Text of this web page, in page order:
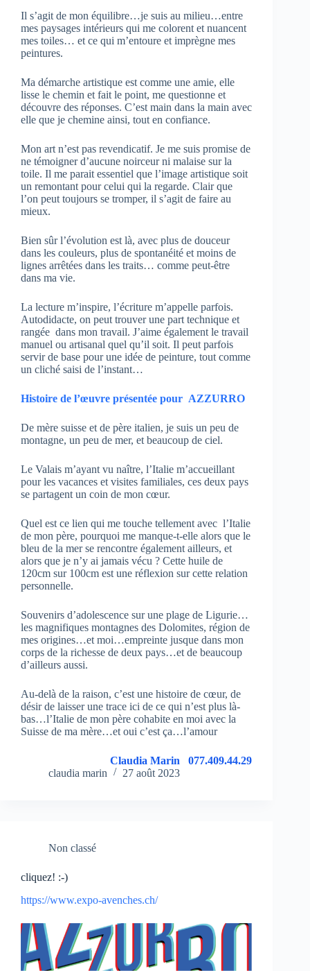
Il s’agit de mon équilibre…je suis au milieu…entre
mes paysages intérieurs qui me colorent et nuancent
mes toiles… et ce qui m’entoure et imprègne mes
peintures.
Ma démarche artistique est comme une amie, elle
lisse le chemin et fait le point, me questionne et
découvre des réponses. C’est main dans la main avec
elle que je chemine ainsi, tout en confiance.
Mon art n’est pas revendicatif. Je me suis promise de
ne témoigner d’aucune noirceur ni malaise sur la
toile. Il me parait essentiel que l’image artistique soit
un remontant pour celui qui la regarde. Clair que
l’on peut toujours se tromper, il s’agit de faire au
mieux.
Bien sûr l’évolution est là, avec plus de douceur
dans les couleurs, plus de spontanéité et moins de
lignes arrêtées dans les traits… comme peut-être
dans ma vie.
La lecture m’inspire, l’écriture m’appelle parfois.
Autodidacte, on peut trouver une part technique et
rangée dans mon travail. J’aime également le travail
manuel ou artisanal quel qu’il soit. Il peut parfois
servir de base pour une idée de peinture, tout comme
un cliché saisi de l’instant…
Histoire de l’œuvre présentée pour AZZURRO
De mère suisse et de père italien, je suis un peu de
montagne, un peu de mer, et beaucoup de ciel.
Le Valais m’ayant vu naître, l’Italie m’accueillant
pour les vacances et visites familiales, ces deux pays
se partagent un coin de mon cœur.
Quel est ce lien qui me touche tellement avec l’Italie
de mon père, pourquoi me manque-t-elle alors que le
bleu de la mer se rencontre également ailleurs, et
alors que je n’y ai jamais vécu ? Cette huile de
120cm sur 100cm est une réflexion sur cette relation
personnelle.
Souvenirs d’adolescence sur une plage de Ligurie…
les magnifiques montagnes des Dolomites, région de
mes origines…et moi…empreinte jusque dans mon
corps de la richesse de deux pays…et de beaucoup
d’ailleurs aussi.
Au-delà de la raison, c’est une histoire de cœur, de
désir de laisser une trace ici de ce qui n’est plus là-
bas…l’Italie de mon père cohabite en moi avec la
Suisse de ma mère…et oui c’est ça…l’amour
Claudia Marin 077.409.44.29
claudia marin
27 août 2023
Non classé
cliquez! :-)
https://www.expo-avenches.ch/